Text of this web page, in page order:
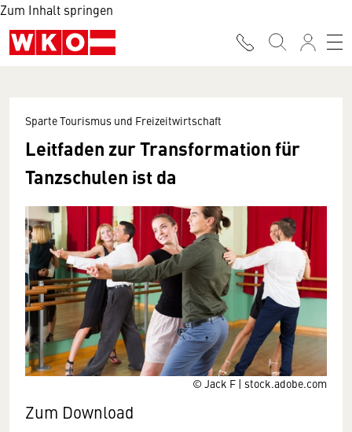
Zum Inhalt springen
© Jack F | stock.adobe.com
Sparte Tourismus und Freizeitwirtschaft
Leitfaden zur Transformation für
Tanzschulen ist da
Zum Download